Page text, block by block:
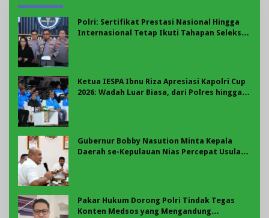
Polri: Sertifikat Prestasi Nasional Hingga
Internasional Tetap Ikuti Tahapan Seleksi
Ketua IESPA Ibnu Riza Apresiasi Kapolri Cup
2026: Wadah Luar Biasa, dari Polres hingga
Gubernur Bobby Nasution Minta Kepala
Daerah se-Kepulauan Nias Percepat Usulan
Pakar Hukum Dorong Polri Tindak Tegas
Konten Medsos yang Mengandung